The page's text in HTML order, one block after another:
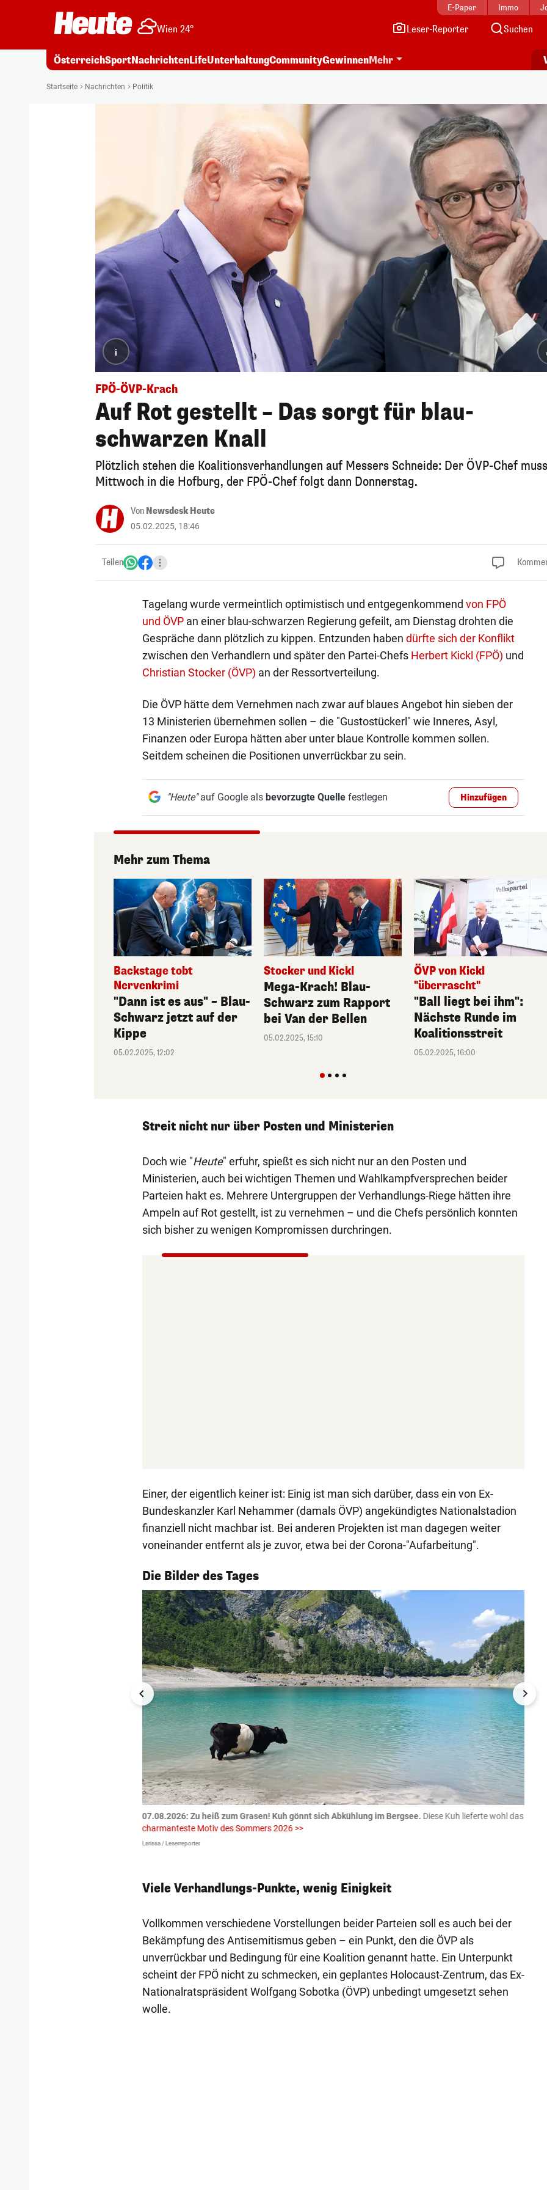
E-Paper Immo
Wien 24° Leser-Reporter Suchen
ÖsterreichSportNachrichtenLifeUnterhaltungCommunityGewinnenMehr
Startseite Nachrichten Politik
i
FPÖ-ÖVP-Krach
Auf Rot gestellt – Das sorgt für blau-
schwarzen Knall
Plötzlich stehen die Koalitionsverhandlungen auf Messers Schneide: Der ÖVP-Chef
Mittwoch in die Hofburg, der FPÖ-Chef folgt dann Donnerstag.
Von Newsdesk Heute
05.02.2025, 18:46
Teilen
Tagelang wurde vermeintlich optimistisch und entgegenkommend von FPÖ
und ÖVPan einer blau-schwarzen Regierung gefeilt, am Dienstag drohten die
Gespräche dann plötzlich zu kippen. Entzunden haben dürfte sich der Konflikt
zwischen den Verhandlern und später den Partei-Chefs Herbert Kickl (FPÖ) und
Christian Stocker (ÖVP) an der Ressortverteilung.
Die ÖVP hätte dem Vernehmen nach zwar auf blaues Angebot hin sieben der
13 Ministerien übernehmen sollen – die "Gustostückerl" wie Inneres, Asyl,
Finanzen oder Europa hätten aber unter blaue Kontrolle kommen sollen.
Seitdem scheinen die Positionen unverrückbar zu sein.
"Heute"auf Google als bevorzugte Quellefestlegen Hinzufügen
Mehr zum Thema
Backstage tobt
Nervenkrimi
"Dann ist es aus" – Blau-
Schwarz jetzt auf der
Kippe
05.02.2025, 12:02
Stocker und Kickl
Mega-Krach! Blau-
Schwarz zum Rapport
bei Van der Bellen
05.02.2025, 15:10
ÖVP von Kickl
"überrascht"
"Ball liegt bei ihm":
Nächste Runde im
Koalitionsstreit
05.02.2025, 16:00
Streit nicht nur über Posten und Ministerien
Doch wie "Heute" erfuhr, spießt es sich nicht nur an den Posten und
Ministerien, auch bei wichtigen Themen und Wahlkampfversprechen beider
Parteien hakt es. Mehrere Untergruppen der Verhandlungs-Riege hätten ihre
Ampeln auf Rot gestellt, ist zu vernehmen – und die Chefs persönlich konnten
sich bisher zu wenigen Kompromissen durchringen.
Einer, der eigentlich keiner ist: Einig ist man sich darüber, dass ein von Ex-
Bundeskanzler Karl Nehammer (damals ÖVP) angekündigtes Nationalstadion
finanziell nicht machbar ist. Bei anderen Projekten ist man dagegen weiter
voneinander entfernt als je zuvor, etwa bei der Corona-"Aufarbeitung".
Die Bilder des Tages
1/55
07.08.2026: Zu heiß zum Grasen! Kuh gönnt sich Abkühlung im Bergsee. Diese Kuh lieferte wohl das
charmanteste Motiv des Sommers 2026 >>
Larissa / Leserreporter
Viele Verhandlungs-Punkte, wenig Einigkeit
Vollkommen verschiedene Vorstellungen beider Parteien soll es auch bei der
Bekämpfung des Antisemitismus geben – ein Punkt, den die ÖVP als
unverrückbar und Bedingung für eine Koalition genannt hatte. Ein Unterpunkt
scheint der FPÖ nicht zu schmecken, ein geplantes Holocaust-Zentrum, das Ex-
Nationalratspräsident Wolfgang Sobotka (ÖVP) unbedingt umgesetzt sehen
wolle.